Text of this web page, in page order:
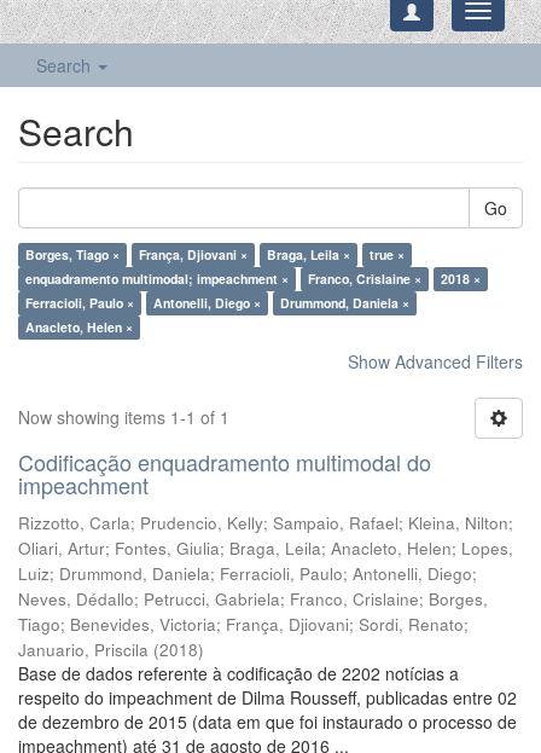
Toggle
Search
Search
Go
Borges, Tiago × França, Djiovani × Braga, Leila ×
true ×
enquadramento multimodal; impeachment ×
Franco, Crislaine ×
2018 ×
Ferracioli, Paulo ×
Antonelli, Diego ×
Drummond, Daniela ×
Anacleto, Helen ×
Show Advanced Filters
Now showing items 1-1 of 1
Codificação enquadramento multimodal do
impeachment
Rizzotto, Carla; Prudencio, Kelly; Sampaio, Rafael; Kleina, Nilton;
Oliari, Artur; Fontes, Giulia; Braga, Leila; Anacleto, Helen; Lopes,
Luiz; Drummond, Daniela; Ferracioli, Paulo; Antonelli, Diego;
Neves, Dédallo; Petrucci, Gabriela; Franco, Crislaine; Borges,
Tiago; Benevides, Victoria; França, Djiovani; Sordi, Renato;
Januario, Priscila (2018)
Base de dados referente à codificação de 2202 notícias a
respeito do impeachment de Dilma Rousseff, publicadas entre 02
de dezembro de 2015 (data em que foi instaurado o processo de
impeachment) até 31 de agosto de 2016 ...